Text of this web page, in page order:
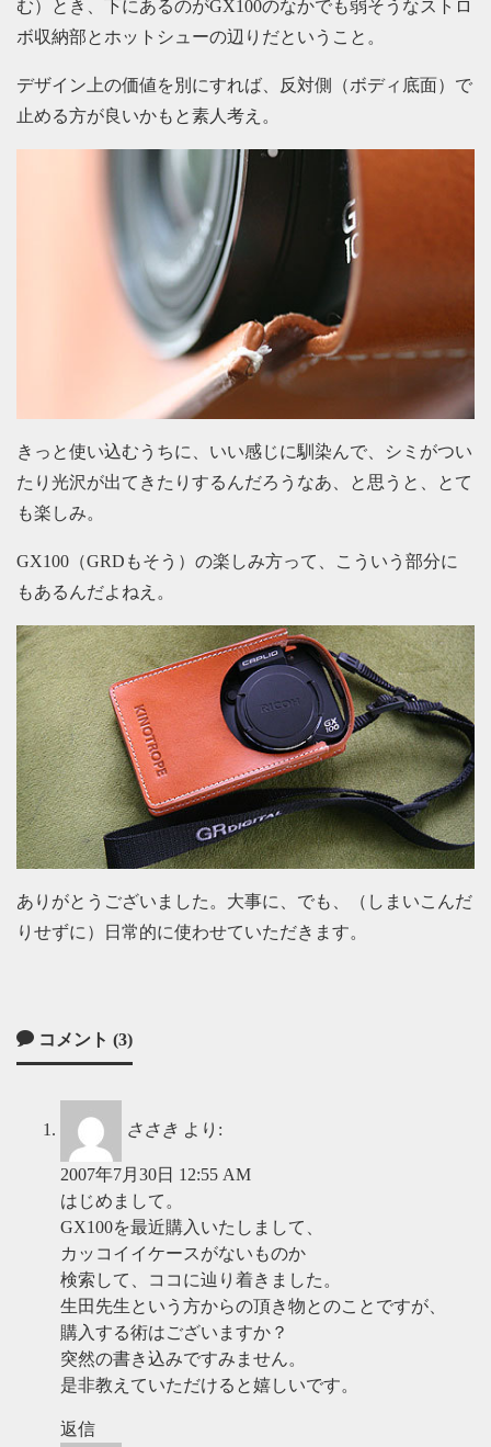
む）とき、下にあるのがGX100のなかでも弱そうなストロ
ボ収納部とホットシューの辺りだということ。
デザイン上の価値を別にすれば、反対側（ボディ底面）で
止める方が良いかもと素人考え。
きっと使い込むうちに、いい感じに馴染んで、シミがつい
たり光沢が出てきたりするんだろうなあ、と思うと、とて
も楽しみ。
GX100（GRDもそう）の楽しみ方って、こういう部分に
もあるんだよねえ。
ありがとうございました。大事に、でも、（しまいこんだ
りせずに）日常的に使わせていただきます。
コメント (3)
ささき より:
2007年7月30日 12:55 AM
はじめまして。
GX100を最近購入いたしまして、
カッコイイケースがないものか
検索して、ココに辿り着きました。
生田先生という方からの頂き物とのことですが、
購入する術はございますか？
突然の書き込みですみません。
是非教えていただけると嬉しいです。
返信